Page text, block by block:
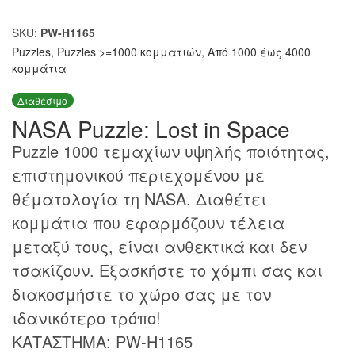
SKU: PW-H1165
Puzzles, Puzzles >=1000 κομματιών, Από 1000 έως 4000
κομμάτια
Διαθέσιμο
NASA Puzzle: Lost in Space
Puzzle 1000 τεμαχίων υψηλής ποιότητας,
επιστημονικού περιεχομένου με
θέματολογία τη NASA. Διαθέτει
κομμάτια που εφαρμόζουν τέλεια
μεταξύ τους, είναι ανθεκτικά και δεν
τσακίζουν. Εξασκήστε το χόμπι σας και
διακοσμήστε το χώρο σας με τον
ιδανικότερο τρόπο!
ΚΑΤΑΣΤΗΜΑ: PW-H1165